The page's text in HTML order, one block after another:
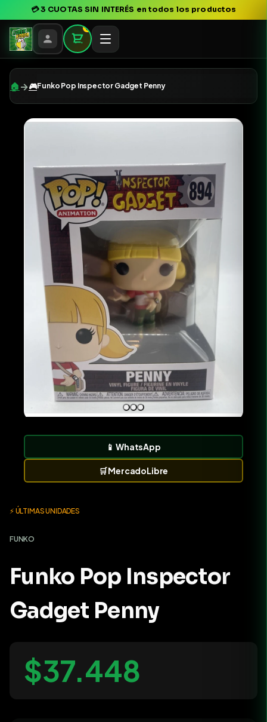
💳3 CUOTAS SIN INTERÉS en todos los productos
0
🏠 →🎮Funko Pop Inspector Gadget Penny
📱WhatsApp
🛒MercadoLibre
⚡ ÚLTIMAS UNIDADES
FUNKO
Funko Pop Inspector
Gadget Penny
$37.448